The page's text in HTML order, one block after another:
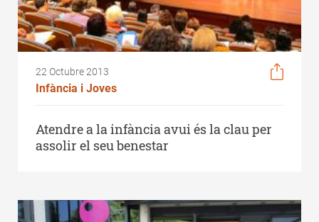
22 Octubre 2013
Infància i Joves
Atendre a la infància avui és la clau per
assolir el seu benestar